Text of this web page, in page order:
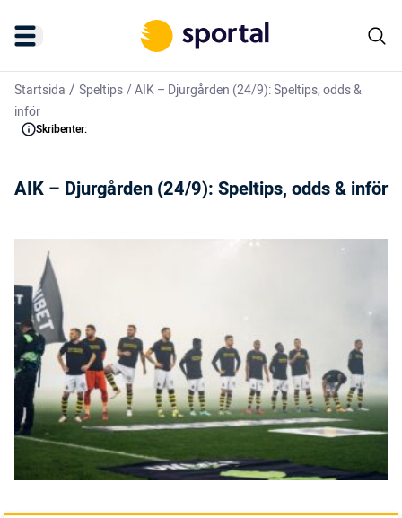
Startsida / Speltips/AIK – Djurgården (24/9): Speltips, odds &
inför
Skribenter:
AIK – Djurgården (24/9): Speltips, odds & inför